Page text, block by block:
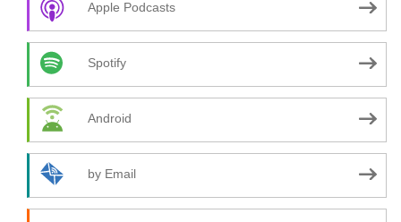
Apple Podcasts
Spotify
Android
by Email